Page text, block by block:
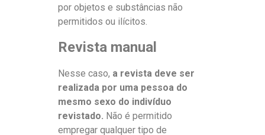
por objetos e substâncias não
permitidos ou ilícitos.
Revista manual
Nesse caso, a revista deve ser
realizada por uma pessoa do
mesmo sexo do indivíduo
revistado. Não é permitido
empregar qualquer tipo de